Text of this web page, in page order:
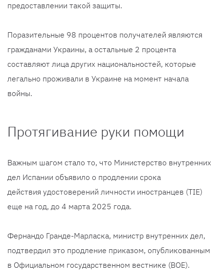
предоставлении такой защиты.
Поразительные 98 процентов получателей являются
гражданами Украины, а остальные 2 процента
составляют лица других национальностей, которые
легально проживали в Украине на момент начала
войны.
Протягивание руки помощи
Важным шагом стало то, что Министерство внутренних
дел Испании объявило о продлении срока
действия удостоверений личности иностранцев (TIE)
еще на год, до 4 марта 2025 года.
Фернандо Гранде-Марласка, министр внутренних дел,
подтвердил это продление приказом, опубликованным
в Официальном государственном вестнике (BOE).